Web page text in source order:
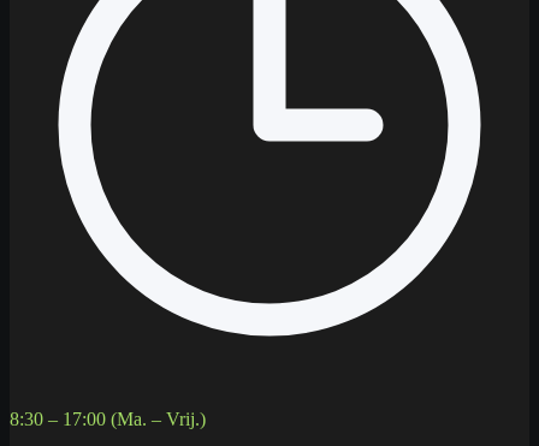
8:30 – 17:00 (Ma. – Vrij.)